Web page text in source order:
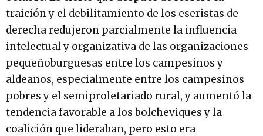
traición y el debilitamiento de los eseristas de
derecha redujeron parcialmente la influencia
intelectual y organizativa de las organizaciones
pequeñoburguesas entre los campesinos y
aldeanos, especialmente entre los campesinos
pobres y el semiproletariado rural, y aumentó la
tendencia favorable a los bolcheviques y la
coalición que lideraban, pero esto era